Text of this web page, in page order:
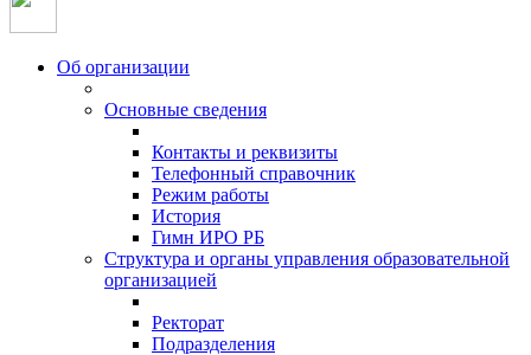
Об организации
Основные сведения
Контакты и реквизиты
Телефонный справочник
Режим работы
История
Гимн ИРО РБ
Структура и органы управления образовательной
организацией
Ректорат
Подразделения